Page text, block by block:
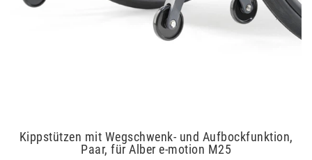
Kippstützen mit Wegschwenk- und Aufbockfunktion,
Paar, für Alber e-motion M25